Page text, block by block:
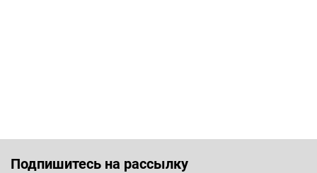
Подпишитесь на рассылку